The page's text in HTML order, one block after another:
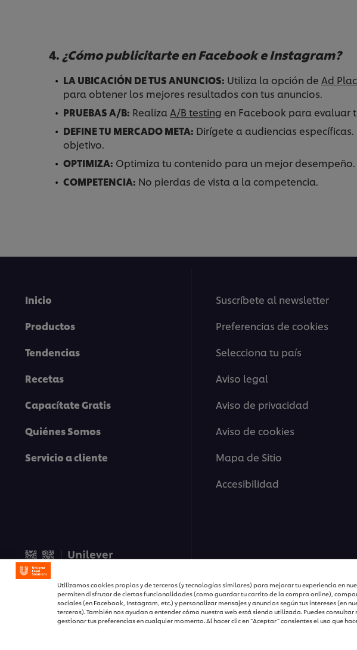
4. ¿Cómo publicitarte en Facebook e Instagram?
LA UBICACIÓN DE TUS ANUNCIOS: Utiliza la opción de Ad
para obtener los mejores resultados con tus anuncios.
PRUEBAS A/B: Realiza A/B testing en Facebook para evaluar
DEFINE TU MERCADO META: Dirígete a audiencias
objetivo.
OPTIMIZA: Optimiza tu contenido para un mejor desempeño.
COMPETENCIA: No pierdas de vista a la competencia.
Inicio
Productos
Tendencias
Recetas
Capacítate Gratis
Quiénes Somos
Servicio a cliente
Suscríbete al newsletter
Preferencias de cookies
Selecciona tu país
Aviso legal
Aviso de privacidad
Aviso de cookies
Mapa de Sitio
Accesibilidad
Utilizamos cookies propias y de terceros (y tecnologías similares) para mejorar tu experiencia en
permiten disfrutar de ciertas funcionalidades (como guardar tu carrito de la compra online),
sociales (en Facebook, Instagram, etc.) y personalizar mensajes y anuncios según tus intereses (en
terceros). También nos ayudan a entender cómo nuestra web está siendo utilizada. Puedes consultar
gestionar tus preferencias en cualquier momento. Al hacer clic en “Aceptar” consientes el uso que